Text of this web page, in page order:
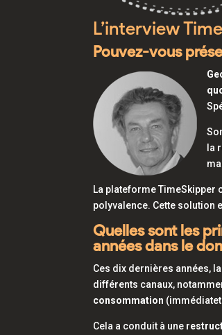
L’interview
Pouvez-vous
la
La plateforme TimeSkipper
polyvalence. Cette solution
Quelles sont les
années dans le
Ces dix dernières années,
différents canaux,
consommation
Cela a conduit à une